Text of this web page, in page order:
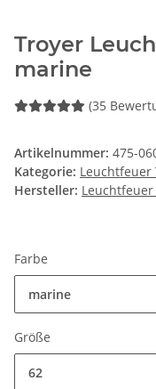
Troyer
marine
(35
Artikelnummer: 475-
Kategorie: Leuchtfeuer
Hersteller:
Farbe
marine
Größe
62